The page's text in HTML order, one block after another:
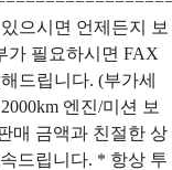
으시면 언제든지 보
가 필요하시면 FAX
드립니다. (부가세
엔진/미션 보
매 금액과 친절한 상
드립니다. * 항상 투